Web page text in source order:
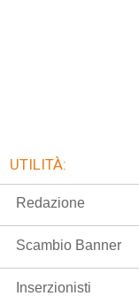
UTILITÀ:
Redazione
Scambio Banner
Inserzionisti